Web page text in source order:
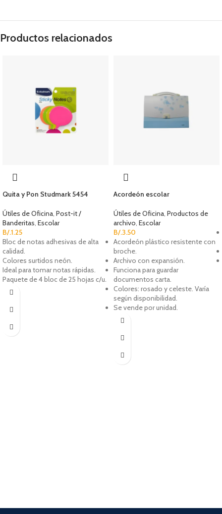
Productos relacionados
Quita y Pon Studmark 5454
Útiles de Oficina, Post-it /
Banderitas, Escolar
B/.1.25
Bloc de notas adhesivas de alta
calidad.
Colores surtidos neón.
Ideal para tomar notas rápidas.
Paquete de 4 bloc de 25 hojas c/u.
Acordeón escolar
Útiles de Oficina, Productos de
archivo, Escolar
B/.3.50
Acordeón plástico resistente con
broche.
Archivo con expansión.
Funciona para guardar
documentos carta.
Colores: rosado y celeste. Varía
según disponibilidad.
Se vende por unidad.